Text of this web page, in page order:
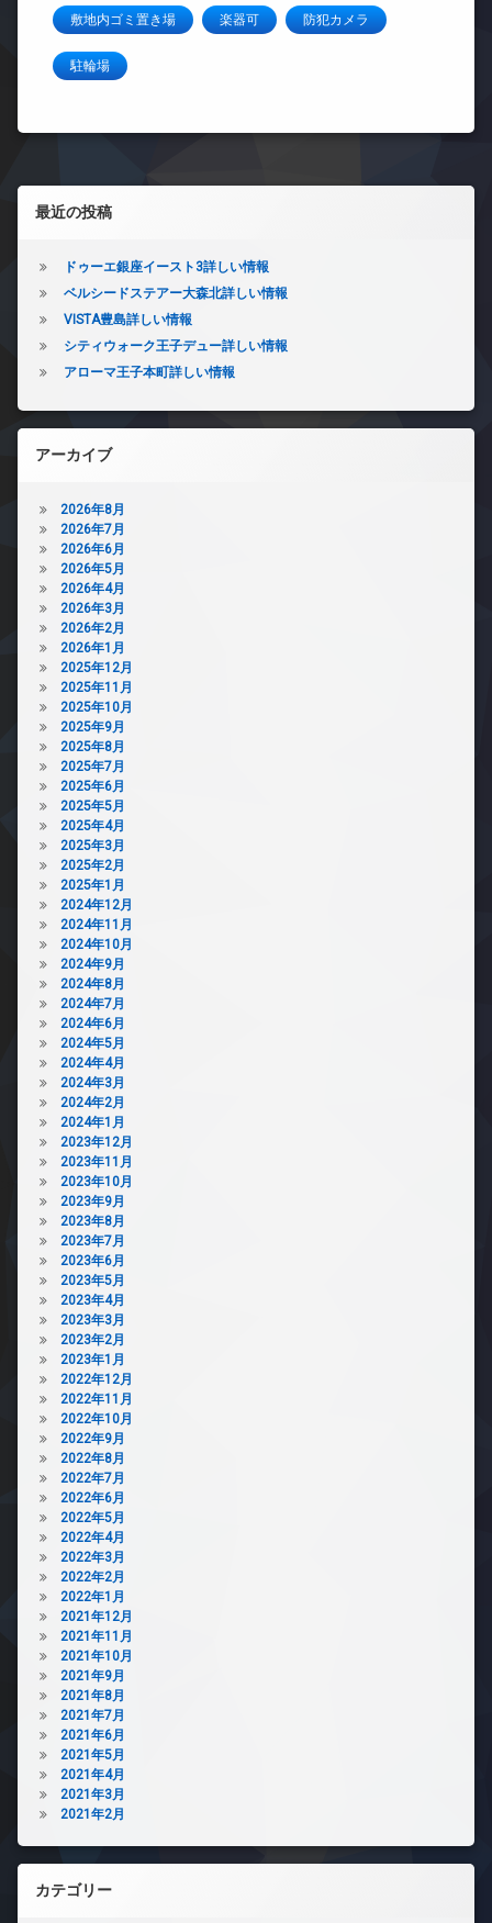
敷地内ゴミ置き場 楽器可 防犯カメラ
駐輪場
左サイドバー
最近の投稿
ドゥーエ銀座イースト3詳しい情報
ベルシードステアー大森北詳しい情報
VISTA豊島詳しい情報
シティウォーク王子デュー詳しい情報
アローマ王子本町詳しい情報
アーカイブ
2026年8月
2026年7月
2026年6月
2026年5月
2026年4月
2026年3月
2026年2月
2026年1月
2025年12月
2025年11月
2025年10月
2025年9月
2025年8月
2025年7月
2025年6月
2025年5月
2025年4月
2025年3月
2025年2月
2025年1月
2024年12月
2024年11月
2024年10月
2024年9月
2024年8月
2024年7月
2024年6月
2024年5月
2024年4月
2024年3月
2024年2月
2024年1月
2023年12月
2023年11月
2023年10月
2023年9月
2023年8月
2023年7月
2023年6月
2023年5月
2023年4月
2023年3月
2023年2月
2023年1月
2022年12月
2022年11月
2022年10月
2022年9月
2022年8月
2022年7月
2022年6月
2022年5月
2022年4月
2022年3月
2022年2月
2022年1月
2021年12月
2021年11月
2021年10月
2021年9月
2021年8月
2021年7月
2021年6月
2021年5月
2021年4月
2021年3月
2021年2月
カテゴリー